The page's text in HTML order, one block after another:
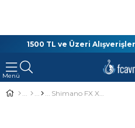
1500 TL ve Üzeri
Shimano FX XT 240 Cm 10-30 Gr Spin Olta Kamışı